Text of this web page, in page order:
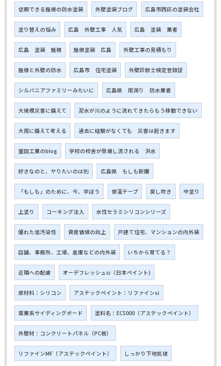
信頼できる屋根の防水塗装 外壁塗装ブログ 広島市西区の塗装会社
塗り替えの悩み 広島 外壁工事 人気 広島 塗装 業者
広島 塗装 屋根 屋根塗装 広島 外壁工事の見積もり
屋根と外壁の防水 広島市 住宅塗装 外壁診断士検定登録証
シルバニアファミリーみたいに 広島県 雨漏り 防水業者
大規模災害に備えて 泥水が川のように流れてきたらもう移動できない
大雨に備えて考える 過去に経験がなくても 災害は起きます
室田工業のblog 学校の校舎が倒壊し流される 洪水
好きなのと、ヤりたいのは別 広島県 もしも新聞
「もしも」のために、今、学ぼう 保温テープ 戻し吹き 中塗り
上塗り コーキング注入 水性セラミシリコンシリーズ
優れた低汚染性 資産価値の向上 戸建て住宅、マンションの内外装
店舗、事務所、工場、倉庫などの内外装 いちから育てる？
近隣への配慮 オーデフレッシュsi（日本ペイント)
原材料：シリコン アステックペイント：リファインsi
窯業系サイディングボード 塗料名：EC5000（アステックペイント）
外壁材：コンクリートパネル（PC板）
リファインMF（アステックペイント） しっかり下地処理